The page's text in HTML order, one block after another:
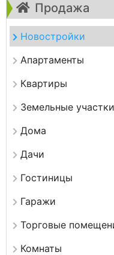
Продажа
Новостройки
Апартаменты
Квартиры
Земельные участки
Дома
Дачи
Гостиницы
Гаражи
Торговые
Комнаты